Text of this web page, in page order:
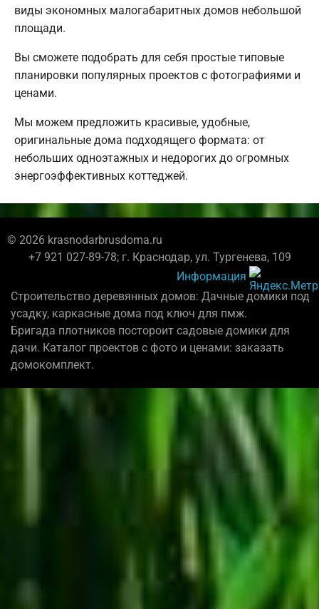
виды экономных малогабаритных домов небольшой
площади.
Вы сможете подобрать для себя простые типовые
планировки популярных проектов с фотографиями и
ценами.
Мы можем предложить красивые, удобные,
оригинальные дома подходящего формата: от
небольших одноэтажных и недорогих до огромных
энергоэффективных коттеджей.
© 2026 krasnodarbrusdoma.ru
+7 921 027-89-78; г. Краснодар, ул. Тургенева, 109
Информация
Строительство деревянных домов: Дачные домики под
усадку, каркасные дома под ключ для пмж.
Бригада плотников постороит садовые домики для
дачи. Каталог проектов с фото и ценами: заказать
домокомплект.